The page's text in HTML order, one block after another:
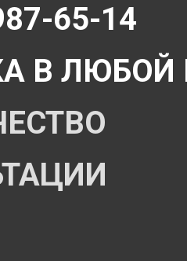
65-14
В ЛЮБОЙ